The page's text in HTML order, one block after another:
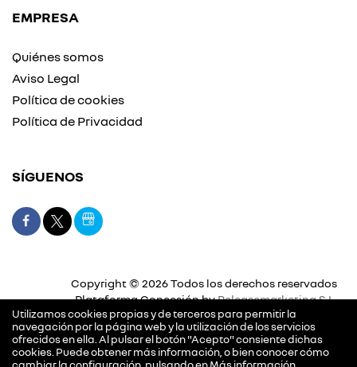
Utilizamos cookies propias y de terceros para permitir la
navegación por la página web y la utilización de los servicios
ofrecidos en ella. Al pulsar el botón "Acepto" consiente dichas
cookies. Puede obtener más información, o bien conocer cómo
EMPRESA
Quiénes somos
Aviso Legal
Política de cookies
Política de Privacidad
SÍGUENOS
Copyright © 2026 Todos los derechos reservados
Plataforma Concesión byReleasemarketing S.L.